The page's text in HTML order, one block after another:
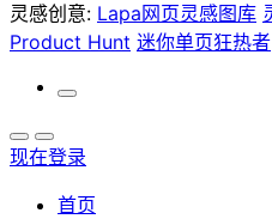
灵感创意: Lapa网页灵感图库
Product Hunt 迷你单页狂热者
现在登录
首页